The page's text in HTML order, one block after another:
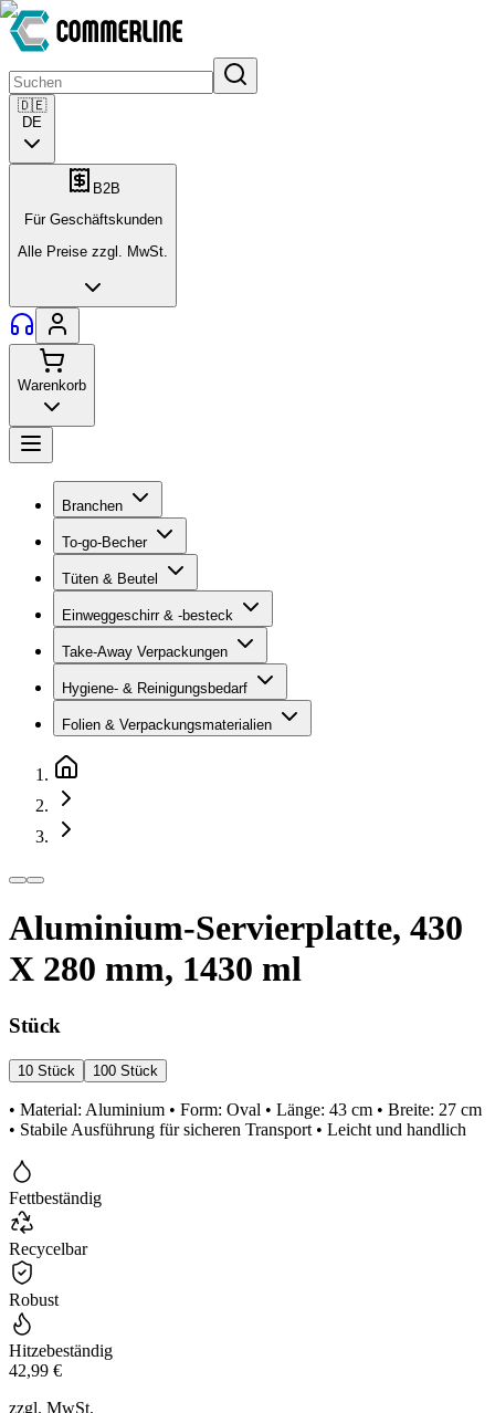
🇩🇪
DE
B2B
Für Geschäftskunden
Alle Preise zzgl. MwSt.
Warenkorb
Branchen
To-go-Becher
Tüten & Beutel
Einweggeschirr & -besteck
Take-Away Verpackungen
Hygiene- & Reinigungsbedarf
Folien & Verpackungsmaterialien
Aluminium-Servierplatte, 430
X 280 mm, 1430 ml
Stück
10 Stück 100 Stück
• Material: Aluminium • Form: Oval • Länge: 43 cm • Breite: 27 cm
• Stabile Ausführung für sicheren Transport • Leicht und handlich
Fettbeständig
Recycelbar
Robust
Hitzebeständig
42,99 €
zzgl. MwSt.